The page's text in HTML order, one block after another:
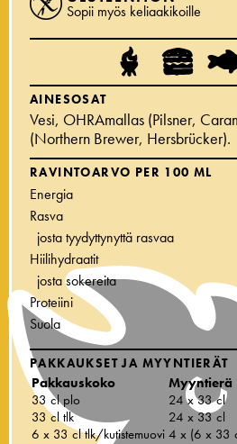
Sopii myös keliaakikoille
AINESOSAT
Vesi, OHRAmallas (Pilsner,
(Northern Brewer, Hersbrücker).
RAVINTOARVO PER 100 ML
Energia
Rasva
josta tyydyttynyttä rasvaa
Hiilihydraatit
josta sokereita
Proteiini
Suola
PAKKAUKSET JA MYYNTIERÄT
Pakkauskoko Myyntierä
33 cl plo
24 x 33 cl
33 cl tlk 24 x 33 cl
6 x 33 cl tlk/kutistemuovi 4 x (6 x 33